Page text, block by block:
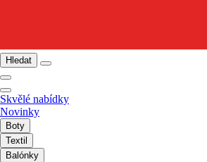
Hledat
Skvělé nabídky
Novinky
Boty
Textil
Balónky